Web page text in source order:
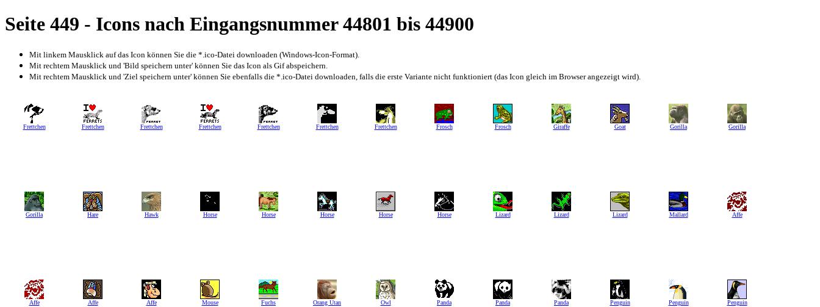
Seite 449 - Icons nach Eingangsnummer 44801 bis 44900
Mit linkem Mausklick auf das Icon können Sie die *.ico-Datei downloaden (Windows-Icon-Format).
Mit rechtem Mausklick und 'Bild speichern unter' können Sie das Icon als Gif abspeichern.
Mit rechtem Mausklick und 'Ziel speichern unter' können Sie ebenfalls die *.ico-Datei downloaden, falls die erste Variante nicht funktioniert (das Icon gleich im Browser angezeigt wird).
Frettchen Frettchen Frettchen Frettchen Frettchen Frettchen Frettchen Frosch Frosch Giraffe Goat Gorilla Gorilla
Gorilla Hare Hawk Horse Horse Horse Horse Horse Lizard Lizard Lizard Mallard Affe
Affe Affe Affe Mouse Fuchs Orang Utan Owl Panda Panda Panda Penguin Penguin Penguin